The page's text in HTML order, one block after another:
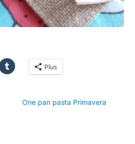
Plus
One pan pasta Primavera